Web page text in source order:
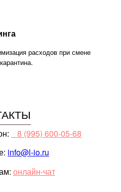
расходов при смене
⠀8 (995) 600-05-68
info@l-io.ru
онлайн-чат